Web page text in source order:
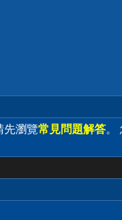
先瀏覽常見問題解答。